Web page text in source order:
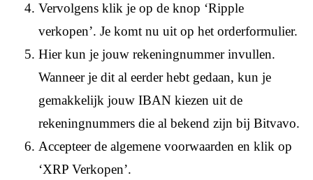
Vervolgens klik je op de knop ‘Ripple
verkopen’. Je komt nu uit op het orderformulier.
Hier kun je jouw rekeningnummer invullen.
Wanneer je dit al eerder hebt gedaan, kun je
gemakkelijk jouw IBAN kiezen uit de
rekeningnummers die al bekend zijn bij Bitvavo.
Accepteer de algemene voorwaarden en klik op
‘XRP Verkopen’.